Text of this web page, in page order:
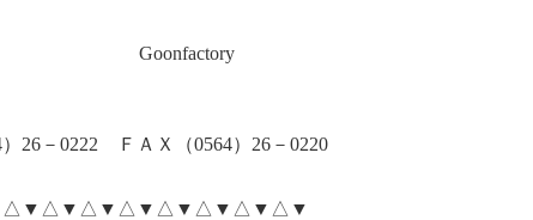
Goonfactory
） 26 － 0222 ＦＡＸ（0564） 26 － 0220